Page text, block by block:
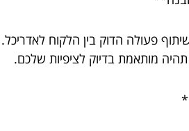
פעולה הדוק בין הלקוח
מותאמת בדיוק לציפיות שלכם.